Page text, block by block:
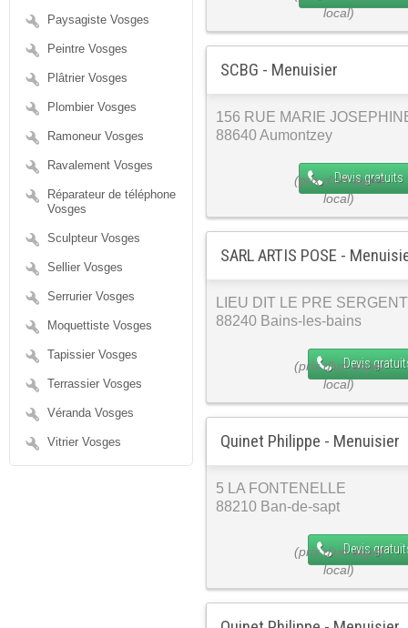
Paysagiste Vosges
Peintre Vosges
Plâtrier Vosges
Plombier Vosges
Ramoneur Vosges
Ravalement Vosges
Réparateur de téléphone
Vosges
Sculpteur Vosges
Sellier Vosges
Serrurier Vosges
Moquettiste Vosges
Tapissier Vosges
Terrassier Vosges
Véranda Vosges
Vitrier Vosges
SCBG - Menuisier
156 RUE MARIE
88640 Aumontzey
Devis gratuits
SARL ARTIS POSE -
LIEU DIT LE PRE SERGENT
88240 Bains-les-bains
Devis
Quinet Philippe - Menuisier
5 LA FONTENELLE
88210 Ban-de-sapt
Devis